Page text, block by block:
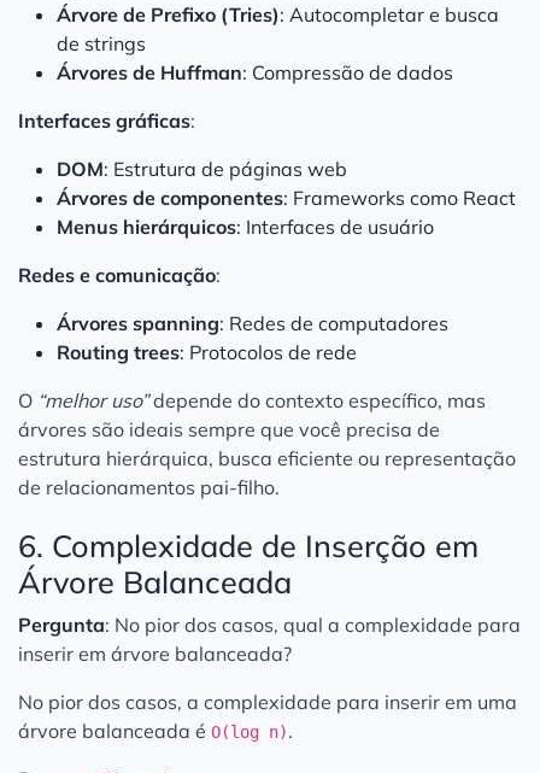
Árvore de Prefixo (Tries): Autocompletar e busca
de strings
Árvores de Huffman: Compressão de dados
Interfaces gráficas:
DOM: Estrutura de páginas web
Árvores de componentes: Frameworks como React
Menus hierárquicos: Interfaces de usuário
Redes e comunicação:
Árvores spanning: Redes de computadores
Routing trees: Protocolos de rede
O “melhor uso”depende do contexto específico, mas
árvores são ideais sempre que você precisa de
estrutura hierárquica, busca eficiente ou representação
de relacionamentos pai-filho.
6. Complexidade de Inserção em
Árvore Balanceada
Pergunta: No pior dos casos, qual a complexidade para
inserir em árvore balanceada?
No pior dos casos, a complexidade para inserir em uma
árvore balanceada é O(log n).